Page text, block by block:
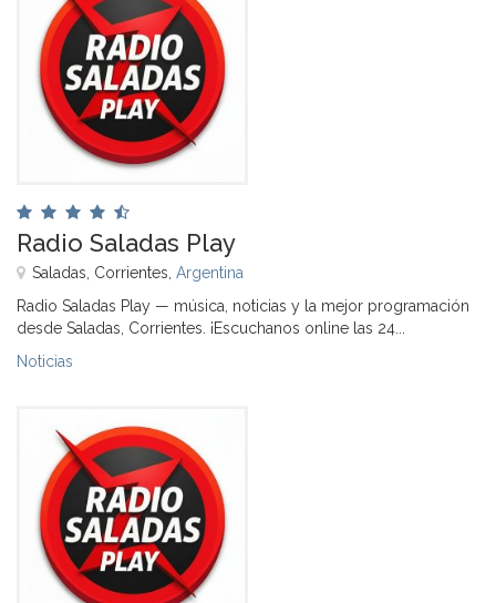
Radio Saladas Play
Saladas, Corrientes, Argentina
Radio Saladas Play — música, noticias y la mejor programación
desde Saladas, Corrientes. ¡Escuchanos online las 24...
Noticias